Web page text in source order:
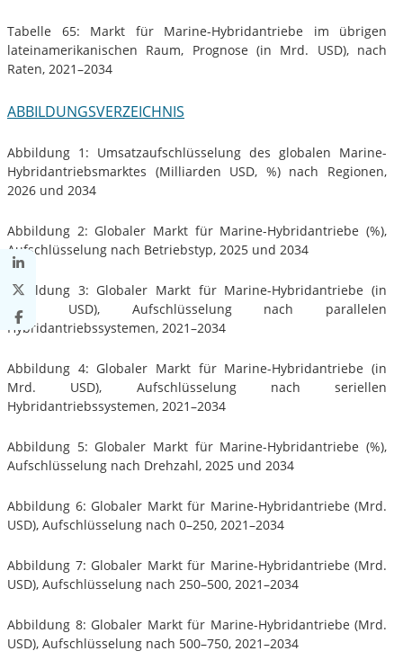
Tabelle 65: Markt für Marine-Hybridantriebe im übrigen
lateinamerikanischen Raum, Prognose (in Mrd. USD), nach
Raten, 2021–2034
ABBILDUNGSVERZEICHNIS
Abbildung 1: Umsatzaufschlüsselung des globalen Marine-
Hybridantriebsmarktes (Milliarden USD, %) nach Regionen,
2026 und 2034
Abbildung 2: Globaler Markt für Marine-Hybridantriebe (%),
Aufschlüsselung nach Betriebstyp, 2025 und 2034
Abbildung 3: Globaler Markt für Marine-Hybridantriebe (in
Mrd. USD), Aufschlüsselung nach parallelen
Hybridantriebssystemen, 2021–2034
Abbildung 4: Globaler Markt für Marine-Hybridantriebe (in
Mrd. USD), Aufschlüsselung nach seriellen
Hybridantriebssystemen, 2021–2034
Abbildung 5: Globaler Markt für Marine-Hybridantriebe (%),
Aufschlüsselung nach Drehzahl, 2025 und 2034
Abbildung 6: Globaler Markt für Marine-Hybridantriebe (Mrd.
USD), Aufschlüsselung nach 0–250, 2021–2034
Abbildung 7: Globaler Markt für Marine-Hybridantriebe (Mrd.
USD), Aufschlüsselung nach 250–500, 2021–2034
Abbildung 8: Globaler Markt für Marine-Hybridantriebe (Mrd.
USD), Aufschlüsselung nach 500–750, 2021–2034